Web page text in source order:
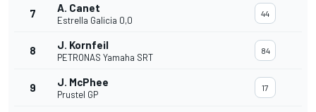
7 A. Canet
Estrella Galicia 0,0
44
8 J. Kornfeil
PETRONAS Yamaha SRT
84
9 J. McPhee
Prustel GP
17